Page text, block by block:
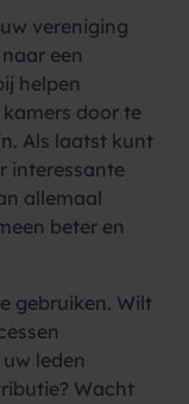
vereniging
een
helpen
door te
Als laatst kunt
interessante
allemaal
beter en
gebruiken. Wilt
leden
Wacht